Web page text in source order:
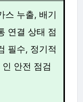
스 누출, 배기
연결 상태 점
필수, 정기적
인 안전 점검